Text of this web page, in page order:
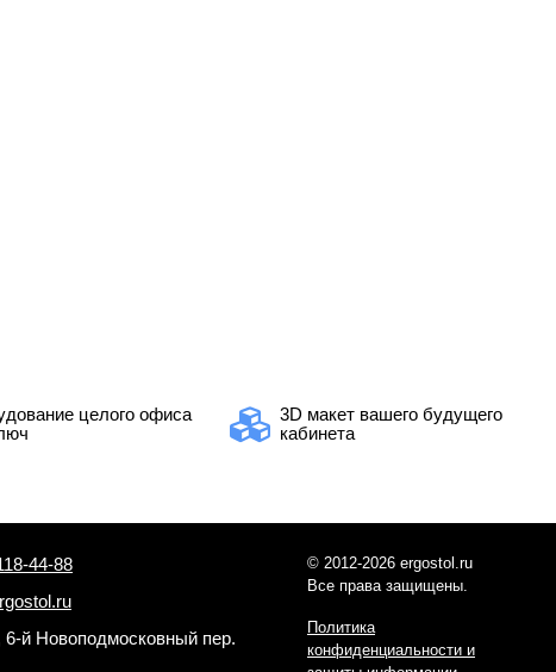
целого офиса
3D макет вашего будущего
кабинета
44-88
6-й Новоподмосковный пер.
© 2012-2026 ergostol.ru
Все права защищены.
Политика
конфиденциальности и